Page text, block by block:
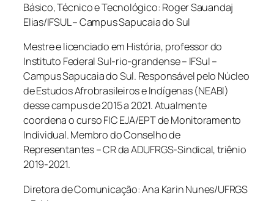
Básico, Técnico e Tecnológico: Roger Sauandaj
Elias/IFSUL – Campus Sapucaia do Sul
Mestre e licenciado em História, professor do
Instituto Federal Sul-rio-grandense – IFSul –
Campus Sapucaia do Sul. Responsável pelo Núcleo
de Estudos Afrobrasileiros e Indígenas (NEABI)
desse campus de 2015 a 2021. Atualmente
coordena o curso FIC EJA/EPT de Monitoramento
Individual. Membro do Conselho de
Representantes – CR da ADUFRGS-Sindical, triênio
2019-2021.
Diretora de Comunicação: Ana Karin Nunes/UFRGS